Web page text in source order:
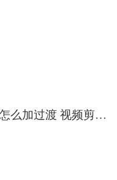
频
如旁白需要占据主体，而背景
的混音功能，调整不同声音的
视频剪辑怎么加过渡 视频剪辑怎么让最后一帧不黑屏